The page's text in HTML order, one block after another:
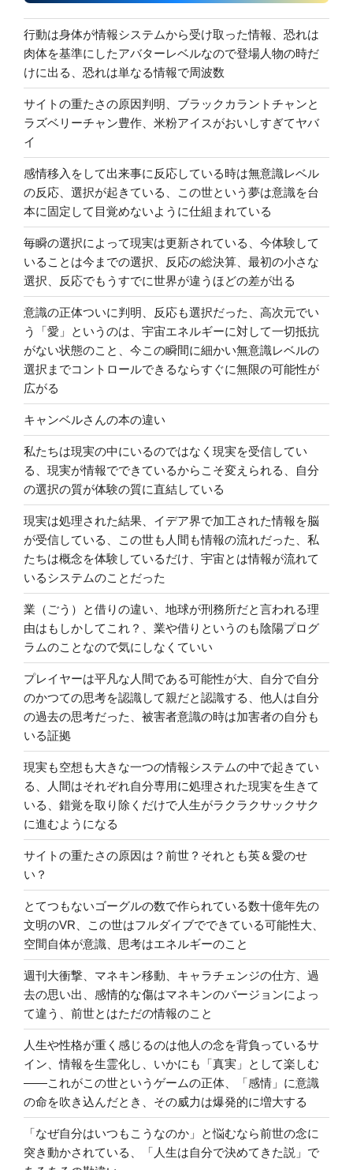
行動は身体が情報システムから受け取った情報、恐れは
肉体を基準にしたアバターレベルなので登場人物の時だ
けに出る、恐れは単なる情報で周波数
サイトの重たさの原因判明、ブラックカラントチャンと
ラズベリーチャン豊作、米粉アイスがおいしすぎてヤバ
イ
感情移入をして出来事に反応している時は無意識レベル
の反応、選択が起きている、この世という夢は意識を台
本に固定して目覚めないように仕組まれている
毎瞬の選択によって現実は更新されている、今体験して
いることは今までの選択、反応の総決算、最初の小さな
選択、反応でもうすでに世界が違うほどの差が出る
意識の正体ついに判明、反応も選択だった、高次元でい
う「愛」というのは、宇宙エネルギーに対して一切抵抗
がない状態のこと、今この瞬間に細かい無意識レベルの
選択までコントロールできるならすぐに無限の可能性が
広がる
キャンベルさんの本の違い
私たちは現実の中にいるのではなく現実を受信してい
る、現実が情報でできているからこそ変えられる、自分
の選択の質が体験の質に直結している
現実は処理された結果、イデア界で加工された情報を脳
が受信している、この世も人間も情報の流れだった、私
たちは概念を体験しているだけ、宇宙とは情報が流れて
いるシステムのことだった
業（ごう）と借りの違い、地球が刑務所だと言われる理
由はもしかしてこれ？、業や借りというのも陰陽プログ
ラムのことなので気にしなくていい
プレイヤーは平凡な人間である可能性が大、自分で自分
のかつての思考を認識して親だと認識する、他人は自分
の過去の思考だった、被害者意識の時は加害者の自分も
いる証拠
現実も空想も大きな一つの情報システムの中で起きてい
る、人間はそれぞれ自分専用に処理された現実を生きて
いる、錯覚を取り除くだけで人生がラクラクサックサク
に進むようになる
サイトの重たさの原因は？前世？それとも英＆愛のせ
い？
とてつもないゴーグルの数で作られている数十億年先の
文明のVR、この世はフルダイブでできている可能性大、
空間自体が意識、思考はエネルギーのこと
週刊大衝撃、マネキン移動、キャラチェンジの仕方、過
去の思い出、感情的な傷はマネキンのバージョンによっ
て違う、前世とはただの情報のこと
人生や性格が重く感じるのは他人の念を背負っているサ
イン、情報を生霊化し、いかにも「真実」として楽しむ
――これがこの世というゲームの正体、「感情」に意識
の命を吹き込んだとき、その威力は爆発的に増大する
「なぜ自分はいつもこうなのか」と悩むなら前世の念に
突き動かされている、「人生は自分で決めてきた説」で